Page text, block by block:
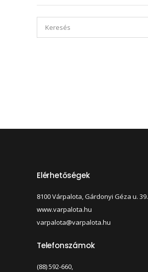
Elérhetőségek
8100 Várpalota, Gárdonyi Géza u. 39.
www.varpalota.hu
varpalota@varpalota.hu
Telefonszámok
(88) 592-660,